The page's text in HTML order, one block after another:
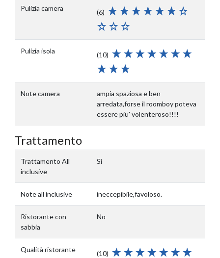
Pulizia camera (6)
Pulizia isola (10)
Note camera
ampia spaziosa e ben
arredata,forse il roomboy poteva
essere piu' volenteroso!!!!
Trattamento
Trattamento All
inclusive
Sì
Note all inclusive ineccepibile,favoloso.
Ristorante con
sabbia
No
Qualità ristorante (10)